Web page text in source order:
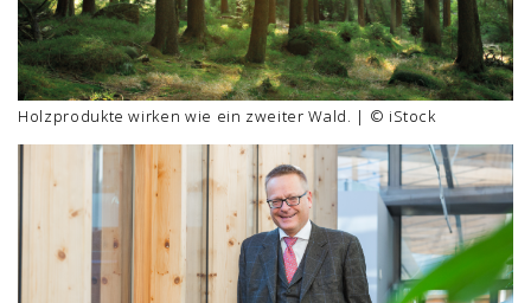
Holzprodukte wirken wie ein zweiter Wald. | © iStock